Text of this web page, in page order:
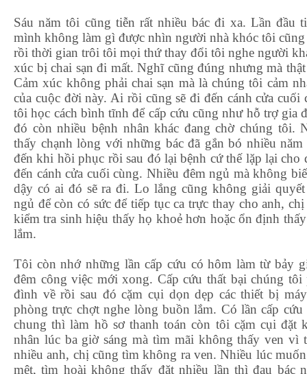
Sáu năm tôi cũng tiễn rất nhiều bác đi xa. Lần đầu
mình không làm gì được nhìn người nhà khóc tôi
rồi thời gian trôi tôi mọi thứ thay đổi tôi nghe người
xúc bị chai sạn đi mất. Nghĩ cũng đúng nhưng mà
Cảm xúc không phải chai sạn mà là chúng tôi cảm
của cuộc đời này. Ai rồi cũng sẽ đi đến cánh cửa cuối
tôi học cách bình tĩnh để cấp cứu cũng như hỗ trợ gia
đó còn nhiều bệnh nhân khác đang chờ chúng tôi.
thấy chạnh lòng với những bác đã gắn bó nhiều
đến khi hồi phục rồi sau đó lại bệnh cứ thế lặp lại
đến cánh cửa cuối cùng. Nhiều đêm ngủ mà không
dậy có ai đó sẽ ra đi. Lo lắng cũng không giải
ngủ để còn có sức để tiếp tục ca trực thay cho anh,
kiểm tra sinh hiệu thấy họ khoẻ hơn hoặc ổn định
lắm.
Tôi còn nhớ những lần cấp cứu có hôm làm từ bảy
đêm công việc mới xong. Cấp cứu thất bại chúng
đình về rồi sau đó cặm cụi dọn dẹp các thiết bị
phòng trực chợt nghe lòng buồn lắm. Có lần cấp
chung thì làm hồ sơ thanh toán còn tôi cặm cụi đặt
nhân lúc ba giờ sáng mà tìm mãi không thấy ven vì
nhiều anh, chị cũng tìm không ra ven. Nhiều lúc
mệt, tìm hoài không thấy đặt nhiều lần thì đau bác